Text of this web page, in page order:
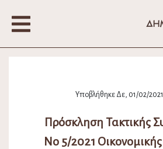
Υποβλήθηκε Δε, 01/02/
Πρόσκληση Τακτικής
Νο 5/2021